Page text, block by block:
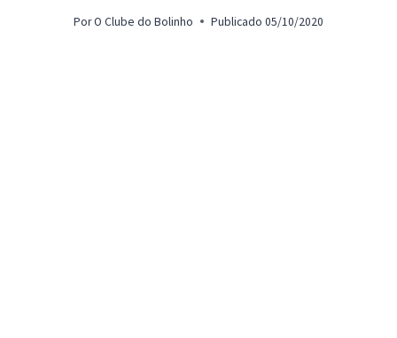
PorO Clube do Bolinho Publicado 05/10/2020